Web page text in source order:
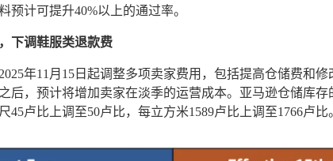
预计可提升40%以上的通过率。
下调鞋服类退款费
年11月15日起调整多项卖家费用，包括提高仓储费和
后，预计将增加卖家在淡季的运营成本。亚马逊仓储库
45卢比上调至50卢比，每立方米1589卢比上调至1766卢比